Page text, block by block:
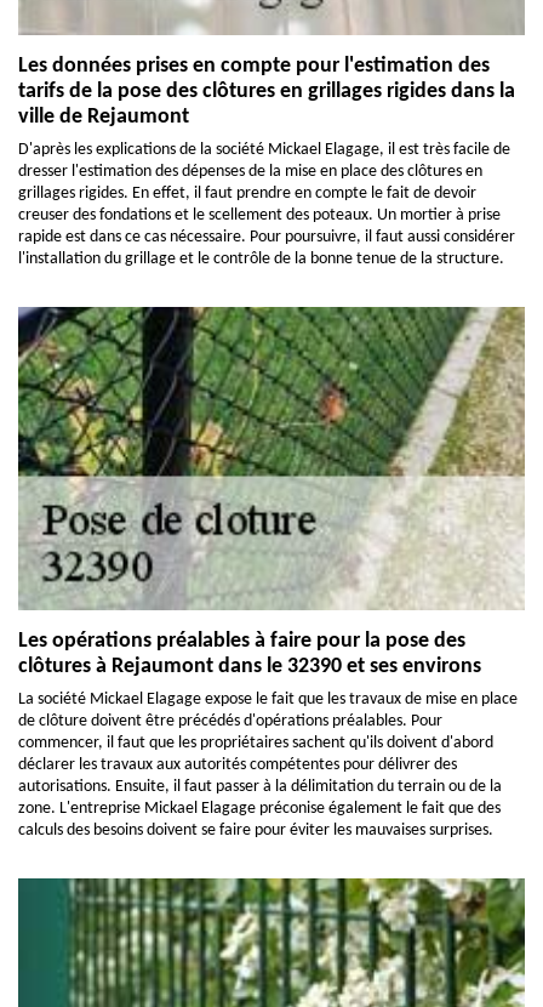
Les données prises en compte pour l'estimation des
tarifs de la pose des clôtures en grillages rigides dans la
ville de Rejaumont
D'après les explications de la société Mickael Elagage, il est très facile de
dresser l'estimation des dépenses de la mise en place des clôtures en
grillages rigides. En effet, il faut prendre en compte le fait de devoir
creuser des fondations et le scellement des poteaux. Un mortier à prise
rapide est dans ce cas nécessaire. Pour poursuivre, il faut aussi considérer
l'installation du grillage et le contrôle de la bonne tenue de la structure.
Les opérations préalables à faire pour la pose des
clôtures à Rejaumont dans le 32390 et ses environs
La société Mickael Elagage expose le fait que les travaux de mise en place
de clôture doivent être précédés d'opérations préalables. Pour
commencer, il faut que les propriétaires sachent qu'ils doivent d'abord
déclarer les travaux aux autorités compétentes pour délivrer des
autorisations. Ensuite, il faut passer à la délimitation du terrain ou de la
zone. L'entreprise Mickael Elagage préconise également le fait que des
calculs des besoins doivent se faire pour éviter les mauvaises surprises.